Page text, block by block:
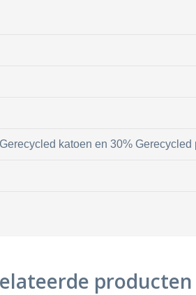
katoen en 30% Gerecycled
producten